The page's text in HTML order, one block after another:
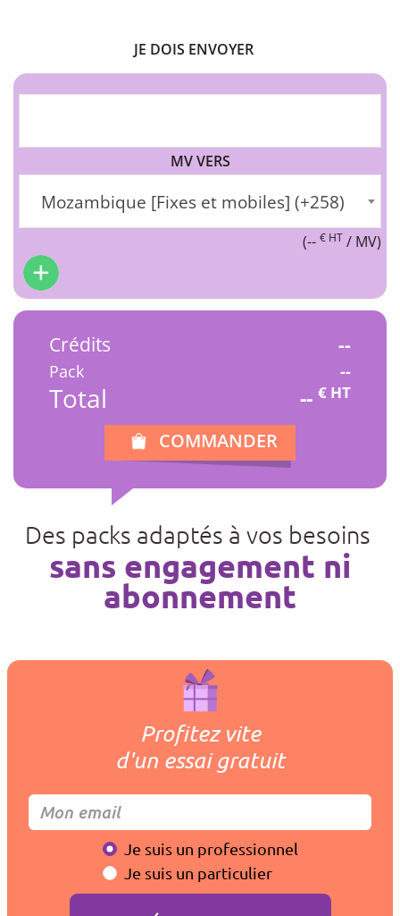
JE DOIS ENVOYER
MV VERS
Mozambique [Fixes et mobiles] (+258)
(-- € HT / MV)
Crédits --
Pack --
Total -- € HT
COMMANDER
Des packs adaptés à vos besoins
sans engagement ni
abonnement
Profitez vite
d'un essai gratuit
Je suis un professionnel
Je suis un particulier